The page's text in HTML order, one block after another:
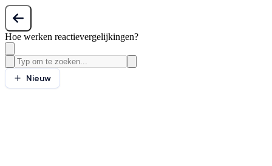
Hoe werken reactievergelijkingen?
Nieuw